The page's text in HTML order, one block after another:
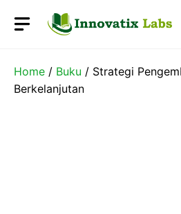
Home / Buku / Strategi
Berkelanjutan